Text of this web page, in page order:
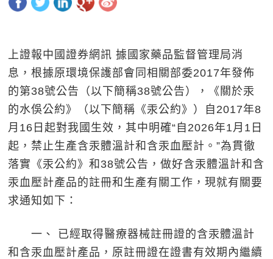
上證報中國證券網訊 據國家藥品監督管理局消
息，根據原環境保護部會同相關部委2017年發佈
的第38號公告（以下簡稱38號公告），《關於汞
的水俁公約》（以下簡稱《汞公約》）自2017年8
月16日起對我國生效，其中明確“自2026年1月1日
起，禁止生產含汞體溫計和含汞血壓計。”為貫徹
落實《汞公約》和38號公告，做好含汞體溫計和含
汞血壓計產品的註冊和生產有關工作，現就有關要
求通知如下：
一、 已經取得醫療器械註冊證的含汞體溫計
和含汞血壓計產品，原註冊證在證書有效期內繼續